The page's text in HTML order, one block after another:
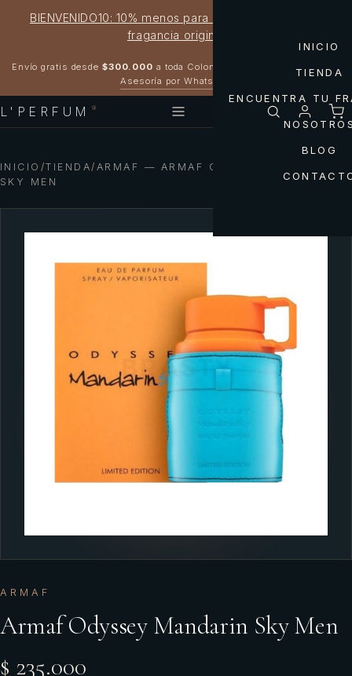
BIENVENIDO10: 10% menos para estrenar tu próxima
fragancia original
Envío gratis desde $300.000 a toda Colombia
Asesoría por WhatsApp
L'PERFUM ®
INICIO
TIENDA
ENCUENTRA TU
BLOG
INICIO /TIENDA/ ARMAF — ARMAF ODYSSEY MANDARIN
SKY MEN
ARMAF
Armaf Odyssey Mandarin Sky Men
$ 235.000